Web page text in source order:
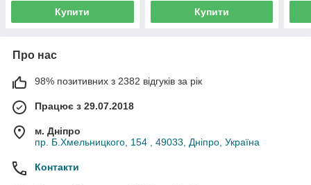
Купити Купити
Про нас
98% позитивних з 2382 відгуків за рік
Працює з 29.07.2018
м. Дніпро
пр. Б.Хмельницкого, 154 , 49033, Дніпро, Україна
Контакти